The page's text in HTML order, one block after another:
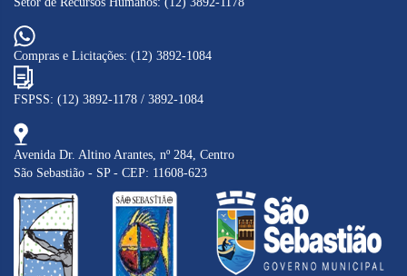
Compras e Licitações: (12) 3892-1084
FSPSS: (12) 3892-1178 / 3892-1084
Avenida Dr. Altino Arantes, nº 284, Centro
São Sebastião - SP - CEP: 11608-623